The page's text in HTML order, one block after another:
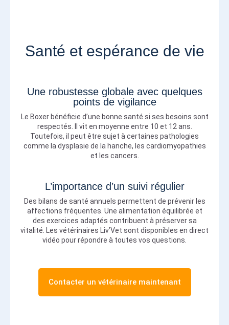
Santé et espérance de vie
Une robustesse globale avec quelques
points de vigilance
Le Boxer bénéficie d’une bonne santé si ses besoins sont
respectés. Il vit en moyenne entre 10 et 12 ans.
Toutefois, il peut être sujet à certaines pathologies
comme la dysplasie de la hanche, les cardiomyopathies
et les cancers.
L’importance d’un suivi régulier
Des bilans de santé annuels permettent de prévenir les
affections fréquentes. Une alimentation équilibrée et
des exercices adaptés contribuent à préserver sa
vitalité. Les vétérinaires Liv’Vet sont disponibles en direct
vidéo pour répondre à toutes vos questions.
Contacter un vétérinaire maintenant